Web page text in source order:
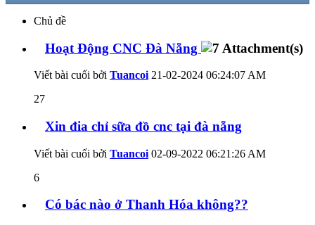
Chủ đề
Hoạt Động CNC Đà Nẵng
Viết bài cuối bởi Tuancoi 21-02-2024 06:24:07 AM
27
Xin đia chỉ sữa đồ cnc tại đà nẵng
Viết bài cuối bởi Tuancoi 02-09-2022 06:21:26 AM
6
Có bác nào ở Thanh Hóa không??